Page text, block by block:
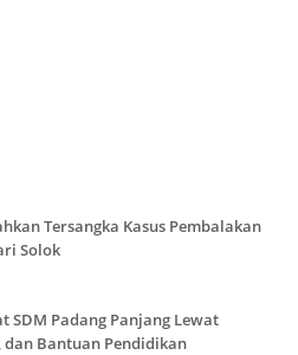
Tersangka Kasus Pembalakan
Solok
SDM Padang Panjang Lewat
dan Bantuan Pendidikan